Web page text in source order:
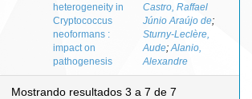
heterogeneity in
Cryptococcus
neoformans :
impact on
pathogenesis
Castro, Raffael
Júnio Araújo de;
Sturny-Leclère,
Aude; Alanio,
Alexandre
Mostrando resultados 3 a 7 de 7